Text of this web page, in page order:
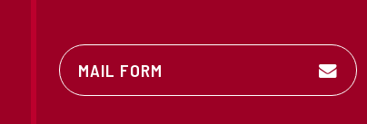
MAIL FORM